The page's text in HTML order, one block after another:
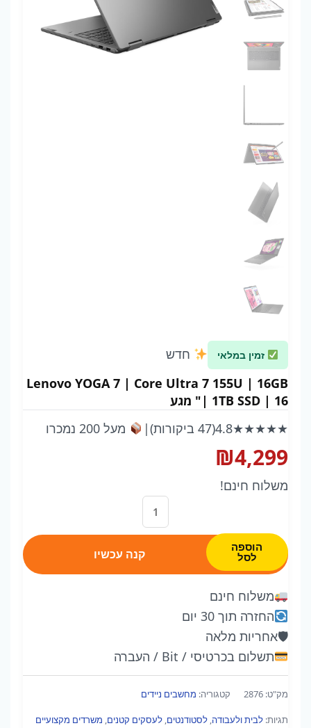
זמין במלאי
חדש
Lenovo YOGA 7 | Core Ultra 7 155U | 16GB
| 1TB SSD | 16" מגע
★★★★★
4.8(47 ביקורות) | מעל 200 נמכרו
₪4,299
משלוח חינם!
כמות
של
YOGA
7
הוספה
לסל קנה עכשיו
משלוח חינם
החזרה תוך 30 יום
🛡אחריות מלאה
תשלום בכרטיסי / Bit / העברה
מק"ט: 2876 קטגוריה: מחשבים ניידים
תגיות: לבית ולעבודה, לסטודנטים, לעסקים קטנים, משרדים מקצועיים